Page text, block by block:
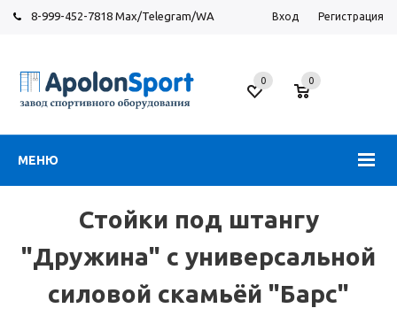
8-999-452-7818 Max/Telegram/WA Вход Регистрация
МЕНЮ
Москва
Новорязанское
0
0
Стойки под штангу
"Дружина" с универсальной
силовой скамьёй "Барс"